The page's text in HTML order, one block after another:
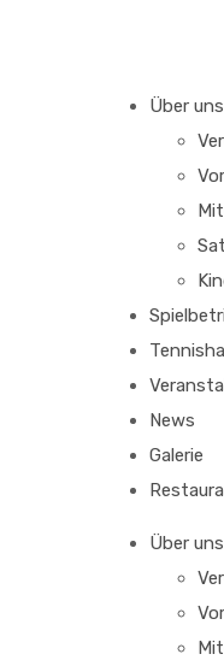
Über uns
News
Galerie
Über uns